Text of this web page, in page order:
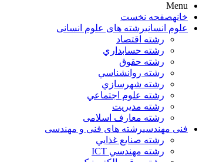
Menu
خانهصفحه نخست
علوم انسانيرشته های علوم انسانی
رشته اقتصاد
رشته حسابداري
رشته حقوق
رشته روانشناسي
رشته شهرسازي
رشته علوم اجتماعي
رشته مديريت
رشته معارف اسلامی
فنی مهندسیرشته های فنی و مهندسی
رشته صنايع غذايي
رشته مهندسي ICT